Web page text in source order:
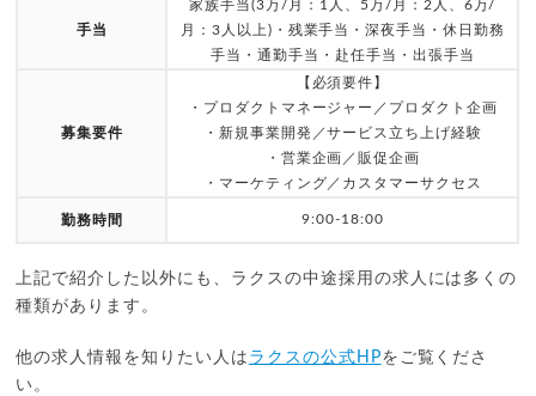
手当
家族手当(3万/月：1人、5万/月：2人、6万/
月：3人以上)・残業手当・深夜手当・休日勤務
手当・通勤手当・赴任手当・出張手当
募集要件
【必須要件】
・プロダクトマネージャー／プロダクト企画
・新規事業開発／サービス立ち上げ経験
・営業企画／販促企画
・マーケティング／カスタマーサクセス
勤務時間 9:00-18:00
上記で紹介した以外にも、ラクスの中途採用の求人には多くの
種類があります。
他の求人情報を知りたい人は ラクスの公式HPをご覧くださ
い。